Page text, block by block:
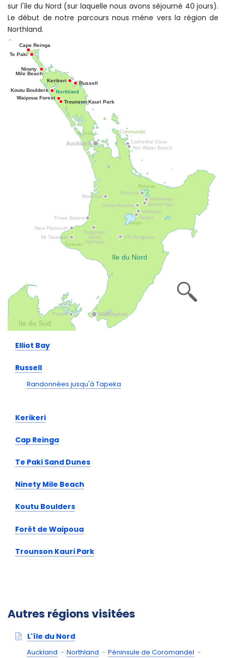
sur l'île du Nord (sur laquelle nous avons séjourné 40 jours).
Le début de notre parcours nous mène vers la région de
Northland.
Elliot Bay
Russell
Randonnées jusqu'à Tapeka
Kerikeri
Cap Reinga
Te Paki Sand Dunes
Ninety Mile Beach
Koutu Boulders
Forêt de Waipoua
Trounson Kauri Park
Autres régions visitées
L'île du Nord
Auckland Northland
Péninsule de Coromandel